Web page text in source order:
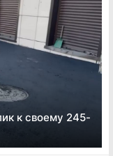
к своему 245-